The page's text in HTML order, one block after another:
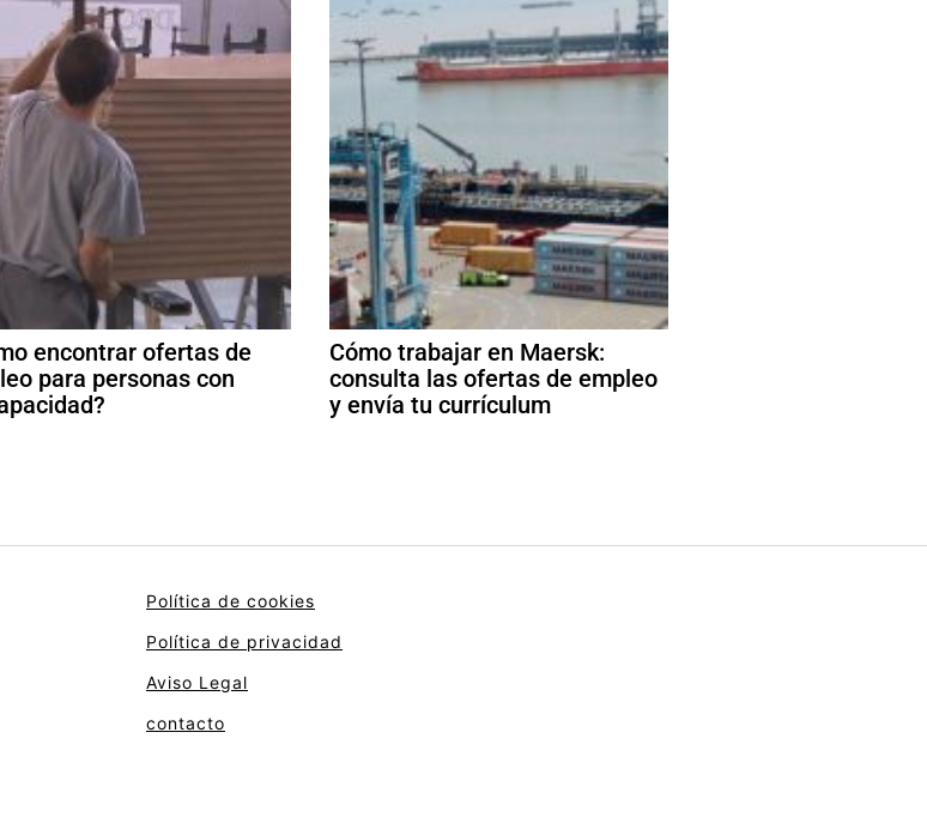
encontrar ofertas de
para personas con
Cómo trabajar en Maersk:
consulta las ofertas de empleo
y envía tu currículum
Política de cookies
Política de privacidad
Aviso Legal
contacto